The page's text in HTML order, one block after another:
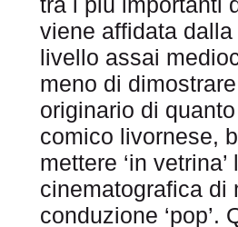
viene affidata
livello assai
meno di
originario di
comico livornese,
mettere ‘in
cinematografica di
conduzione